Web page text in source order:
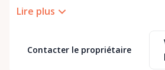
things party and event rentals. We’re proud to be a
partner of Rent Anything,
At Cody Party Rentals, we
sharing—giving others the
Lire plus
Contacter le propriétaire